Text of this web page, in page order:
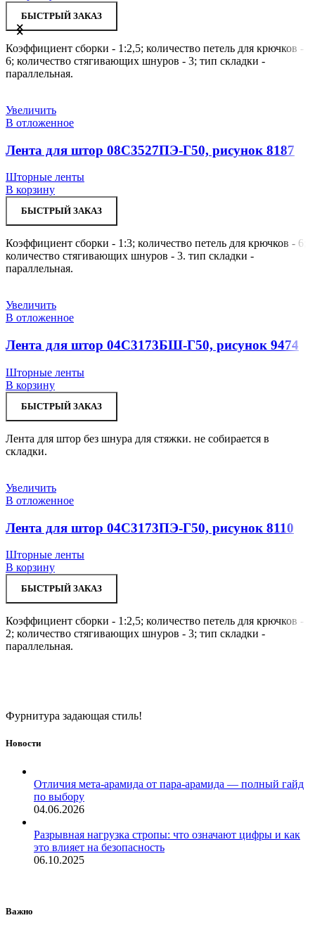
БЫСТРЫЙ ЗАКАЗ
Коэффициент сборки - 1:2,5; количество петель для крючков -
6; количество стягивающих шнуров - 3; тип складки -
параллельная.
Увеличить
В отложенное
Лента для штор 08С3527ПЭ-Г50, рисунок 8187
Шторные ленты
В корзину
БЫСТРЫЙ ЗАКАЗ
Коэффициент сборки - 1:3; количество петель для крючков - 6;
количество стягивающих шнуров - 3. тип складки -
параллельная.
Увеличить
В отложенное
Лента для штор 04С3173БШ-Г50, рисунок 9474
Шторные ленты
В корзину
БЫСТРЫЙ ЗАКАЗ
Лента для штор без шнура для стяжки. не собирается в
складки.
Увеличить
В отложенное
Лента для штор 04С3173ПЭ-Г50, рисунок 8110
Шторные ленты
В корзину
БЫСТРЫЙ ЗАКАЗ
Коэффициент сборки - 1:2,5; количество петель для крючков -
2; количество стягивающих шнуров - 3; тип складки -
параллельная.
Фурнитура задающая стиль!
Новости
Отличия мета-арамида от пара-арамида — полный гайд
по выбору
04.06.2026
Разрывная нагрузка стропы: что означают цифры и как
это влияет на безопасность
06.10.2025
Важно